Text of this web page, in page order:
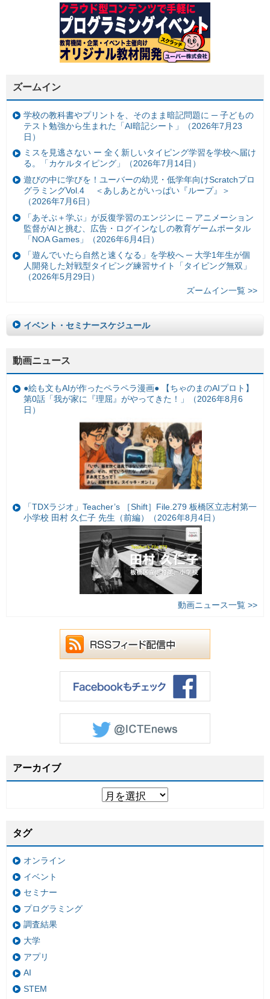
ズームイン
学校の教科書やプリントを、そのまま暗記問題に ─ 子どもの
テスト勉強から生まれた「AI暗記シート」（2026年7月23
日）
ミスを見逃さない ー 全く新しいタイピング学習を学校へ届け
る。「カケルタイピング」（2026年7月14日）
遊びの中に学びを！ユーバーの幼児・低学年向けScratchプロ
グラミングVol.4 ＜あしあとがいっぱい『ループ』＞
（2026年7月6日）
「あそぶ＋学ぶ」が反復学習のエンジンに ─ アニメーション
監督がAIと挑む、広告・ログインなしの教育ゲームポータル
「NOA Games」（2026年6月4日）
「遊んでいたら自然と速くなる」を学校へ ─ 大学1年生が個
人開発した対戦型タイピング練習サイト「タイピング無双」
（2026年5月29日）
ズームイン一覧 >>
イベント・セミナースケジュール
動画ニュース
●絵も文もAIが作ったペラペラ漫画● 【ちゃのまのAIプロト】
第0話「我が家に『理屈』がやってきた！」（2026年8月6
日）
「TDXラジオ」Teacher’s ［Shift］File.279 板橋区立志村第一
小学校 田村 久仁子 先生（前編）（2026年8月4日）
動画ニュース一覧 >>
アーカイブ
タグ
オンライン
イベント
セミナー
プログラミング
調査結果
大学
アプリ
AI
STEM